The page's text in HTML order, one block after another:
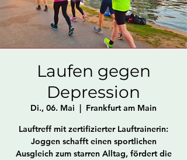
Laufen gegen
Depression
Di., 06. Mai
  |
Frankfurt am Main
Lauftreff mit zertifizierter Lauftrainerin:
Joggen schafft einen sportlichen
Ausgleich zum starren Alltag, fördert die